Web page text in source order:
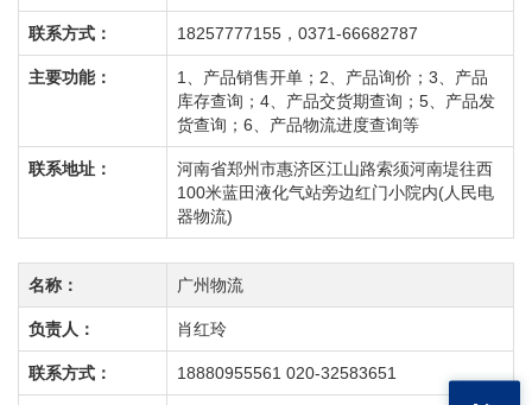
联系方式： 18257777155，0371-66682787
主要功能：
1、产品销售开单；2、产品询价；3、产品
库存查询；4、产品交货期查询；5、产品发
货查询；6、产品物流进度查询等
联系地址：
河南省郑州市惠济区江山路索须河南堤往西
100米蓝田液化气站旁边红门小院内(人民电
器物流)
名称： 广州物流
负责人： 肖红玲
联系方式： 18880955561 020-32583651